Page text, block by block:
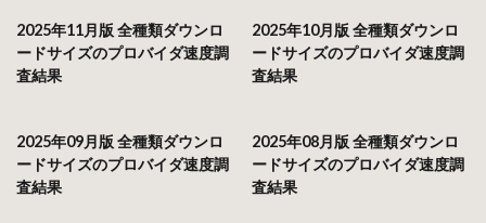
2025年11月版 全種類ダウンロ
ードサイズのプロバイダ速度調
査結果
2025年10月版 全種類ダウンロ
ードサイズのプロバイダ速度調
査結果
2025年09月版 全種類ダウンロ
ードサイズのプロバイダ速度調
査結果
2025年08月版 全種類ダウンロ
ードサイズのプロバイダ速度調
査結果